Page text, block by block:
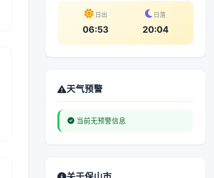
日出
06:53
日落
20:04
天气预警
当前无预警信息